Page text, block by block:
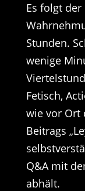
Es folgt
Stunden.
wenige
Fetisch,
wie vor Ort
Beitrags
Q&A mit
abhält.